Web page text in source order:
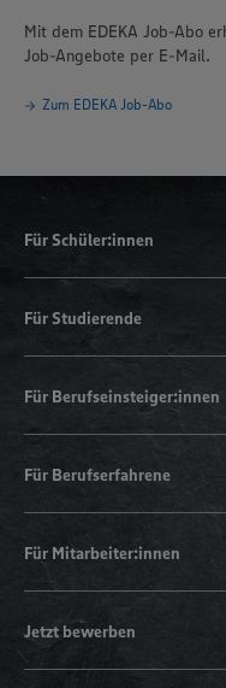
Mit dem EDEKA Job-Abo
Job-Angebote per E-Mail.
Zum EDEKA Job-Abo
Für Schüler:innen
Für Studierende
Für Berufseinsteiger:innen
Für Berufserfahrene
Für Mitarbeiter:innen
Jetzt bewerben